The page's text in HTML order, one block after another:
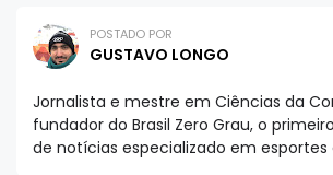
POSTADO POR
GUSTAVO LONGO
Jornalista e mestre em Ciências da
fundador do Brasil Zero Grau, o
de notícias especializado em esportes